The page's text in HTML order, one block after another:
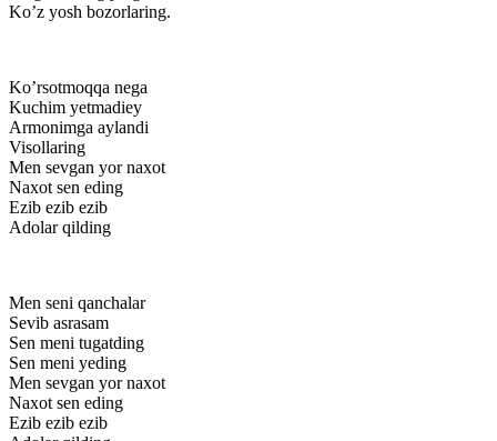
Ko’z yosh bozorlaring.
Ko’rsotmoqqa nega
Kuchim yetmadiey
Armonimga aylandi
Visollaring
Men sevgan yor naxot
Naxot sen eding
Ezib ezib ezib
Adolar qilding
Men seni qanchalar
Sevib asrasam
Sen meni tugatding
Sen meni yeding
Men sevgan yor naxot
Naxot sen eding
Ezib ezib ezib